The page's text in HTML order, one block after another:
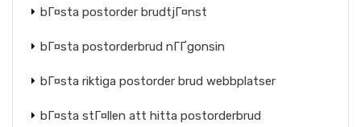
bГ¤sta postorder brudtjГ¤nst
bГ¤sta postorderbrud nГҐgonsin
bГ¤sta riktiga postorder brud webbplatser
bГ¤sta stГ¤llen att hitta postorderbrud